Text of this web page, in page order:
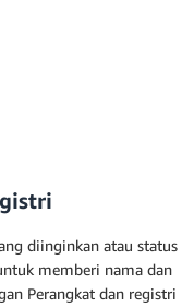
diinginkan atau status
memberi nama dan
Perangkat dan registri